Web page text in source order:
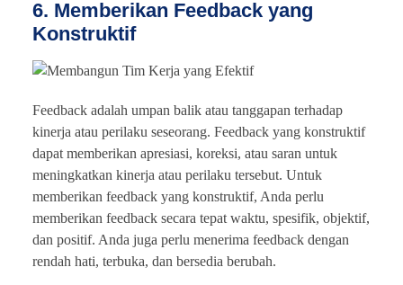
6. Memberikan Feedback yang
Konstruktif
Feedback adalah umpan balik atau tanggapan terhadap
kinerja atau perilaku seseorang. Feedback yang konstruktif
dapat memberikan apresiasi, koreksi, atau saran untuk
meningkatkan kinerja atau perilaku tersebut. Untuk
memberikan feedback yang konstruktif, Anda perlu
memberikan feedback secara tepat waktu, spesifik, objektif,
dan positif. Anda juga perlu menerima feedback dengan
rendah hati, terbuka, dan bersedia berubah.